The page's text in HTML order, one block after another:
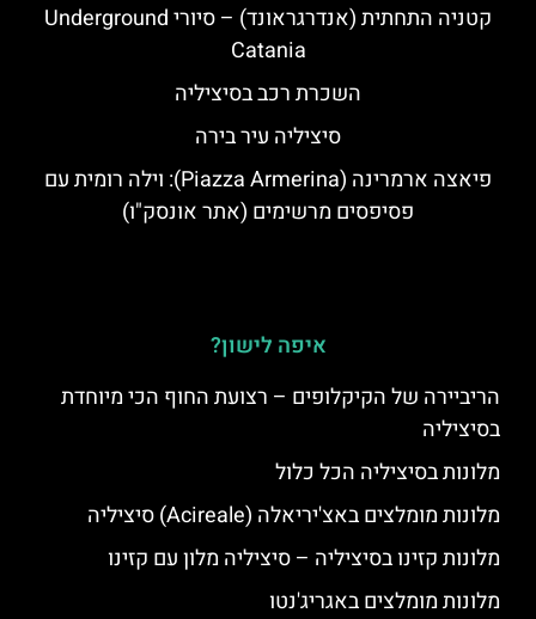
קטניה התחתית (אנדרגראונד) – סיורי Underground
Catania
השכרת רכב בסיציליה
סיציליה עיר בירה
פיאצה ארמרינה (Piazza Armerina): וילה רומית עם
פסיפסים מרשימים (אתר אונסק"ו)
איפה לישון?
הריביירה של הקיקלופים – רצועת החוף הכי מיוחדת
בסיציליה
מלונות בסיציליה הכל כלול
מלונות מומלצים באצ'יריאלה (Acireale) סיציליה
מלונות קזינו בסיציליה – סיציליה מלון עם קזינו
מלונות מומלצים באגריג'נטו